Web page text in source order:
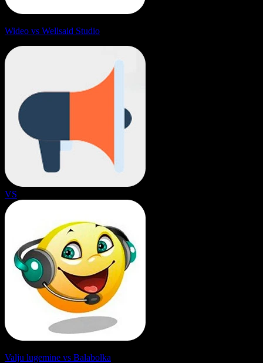
Wideo vs Wellsaid Studio
VS
Valju lugemine vs Balabolka